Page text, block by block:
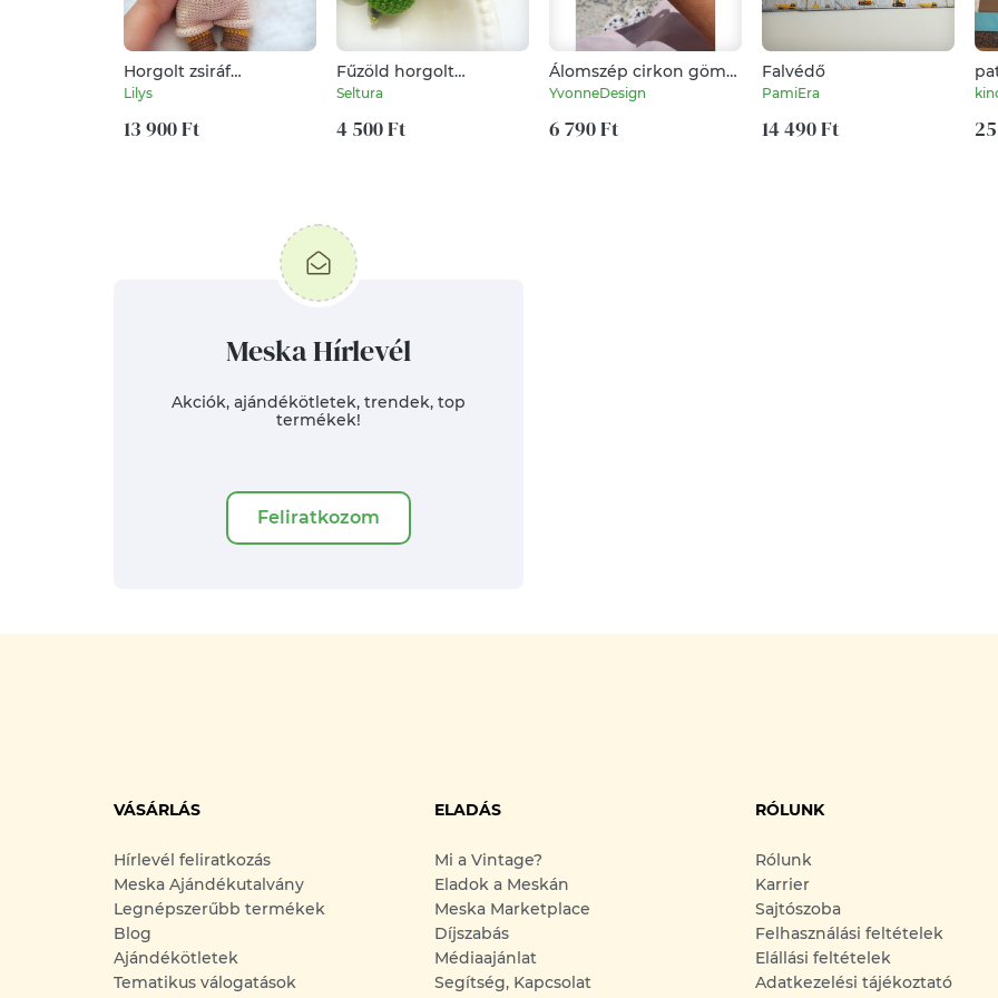
Horgolt zsiráf
amigurumi
Lilys
13 900 Ft
Fűzöld horgolt
fülbevaló
Seltura
4 500 Ft
Álomszép cirkon gömb
LUXURY ásványkarkötő
- hegyikristály
YvonneDesign
6 790 Ft
Falvédő
PamiEra
14 490 Ft
Meska Hírlevél
Akciók, ajándékötletek, trendek, top
termékek!
Feliratkozom
VÁSÁRLÁS
Hírlevél feliratkozás
Meska Ajándékutalvány
Legnépszerűbb termékek
Blog
Ajándékötletek
Tematikus válogatások
ELADÁS
Mi a Vintage?
Eladok a Meskán
Meska Marketplace
Díjszabás
Médiaajánlat
Segítség, Kapcsolat
RÓLUNK
Rólunk
Karrier
Sajtószoba
Felhasználási feltételek
Elállási feltételek
Adatkezelési tájékoztató